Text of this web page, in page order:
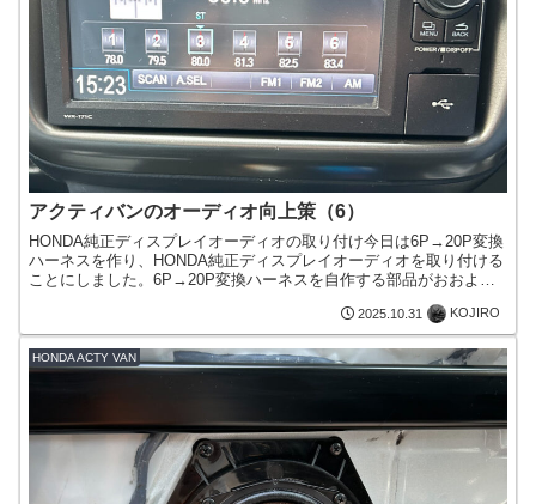
アクティバンのオーディオ向上策（6）
HONDA純正ディスプレイオーディオの取り付け今日は6P→20P変換
ハーネスを作り、HONDA純正ディスプレイオーディオを取り付ける
ことにしました。6P→20P変換ハーネスを自作する部品がおおよそ
2025.10.31 KOJIRO
HONDA ACTY VAN